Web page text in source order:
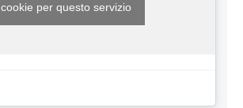
cookie per questo servizio